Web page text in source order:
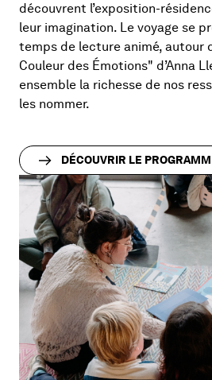
découvrent l’exposition-
leur imagination. Le voyage se
temps de lecture animé, autour
Couleur des Émotions" d’Anna
ensemble la richesse de nos
les nommer.
DÉCOUVRIR LE